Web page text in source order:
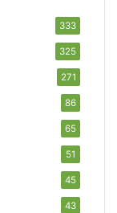
333
325
271
86
65
51
45
43